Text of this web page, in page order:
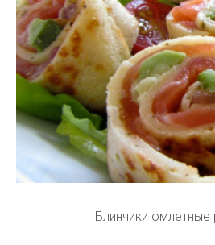
Блинчики омлетные